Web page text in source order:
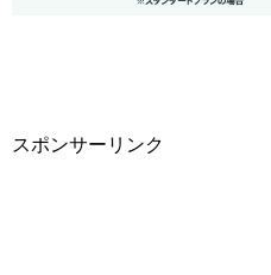
スポンサーリンク